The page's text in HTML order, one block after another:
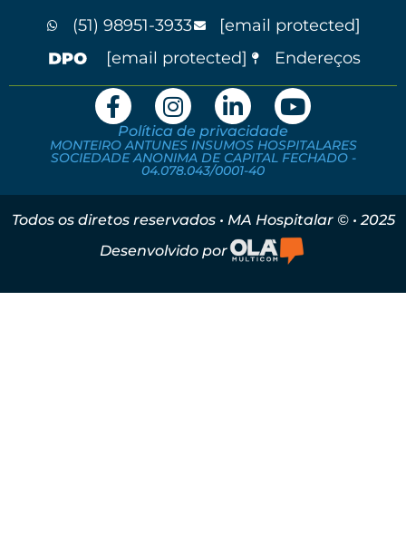
(51) 98951-3933
[email protected]
[email protected]
Endereços
Política de privacidade
MONTEIRO ANTUNES INSUMOS HOSPITALARES
SOCIEDADE ANONIMA DE CAPITAL FECHADO -
04.078.043/0001-40
Todos os diretos reservados • MA Hospitalar © • 2025
Desenvolvido por